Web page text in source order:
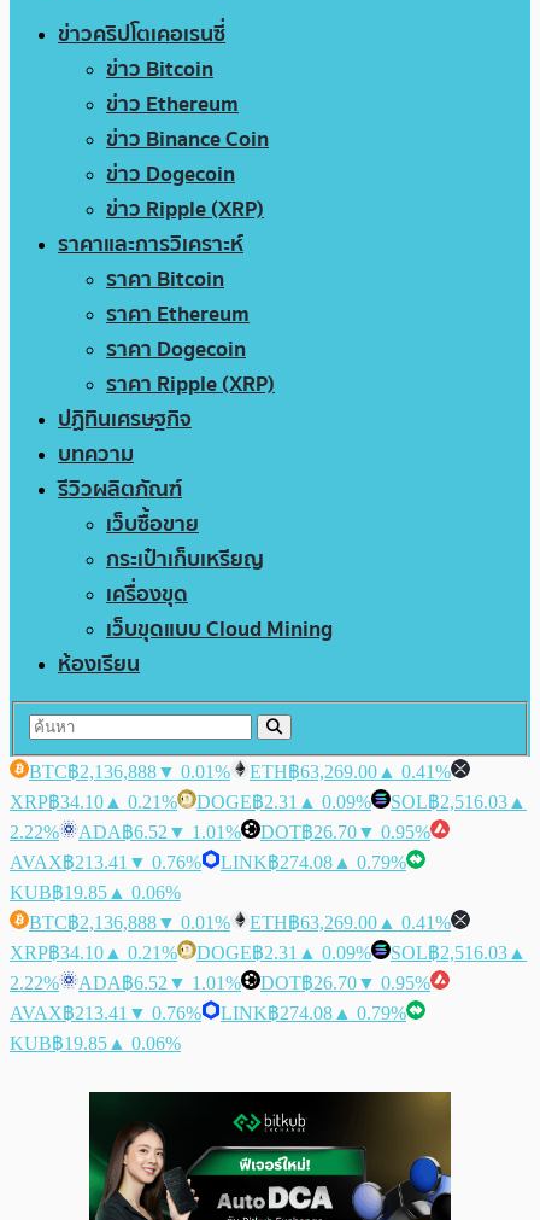
ข่าวคริปโตเคอเรนซี่
ข่าว Bitcoin
ข่าว Ethereum
ข่าว Binance Coin
ข่าว Dogecoin
ข่าว Ripple (XRP)
ราคาและการวิเคราะห์
ราคา Bitcoin
ราคา Ethereum
ราคา Dogecoin
ราคา Ripple (XRP)
ปฏิทินเศรษฐกิจ
บทความ
รีวิวผลิตภัณฑ์
เว็บซื้อขาย
กระเป๋าเก็บเหรียญ
เครื่องขุด
เว็บขุดแบบ Cloud Mining
ห้องเรียน
BTC฿2,136,888▼ 0.01% ETH฿63,269.00 ▲ 0.41%
XRP฿34.10 ▲ 0.21% DOGE฿2.31 ▲ 0.09% SOL฿2,516.03 ▲
2.22%
ADA฿6.52 ▼ 1.01% DOT฿26.70▼ 0.95%
AVAX฿213.41 ▼ 0.76% LINK฿274.08 ▲ 0.79%
KUB฿19.85 ▲ 0.06%
BTC฿2,136,888▼ 0.01% ETH฿63,269.00 ▲ 0.41%
XRP฿34.10 ▲ 0.21% DOGE฿2.31 ▲ 0.09% SOL฿2,516.03 ▲
2.22%
ADA฿6.52 ▼ 1.01% DOT฿26.70▼ 0.95%
AVAX฿213.41 ▼ 0.76% LINK฿274.08 ▲ 0.79%
KUB฿19.85 ▲ 0.06%